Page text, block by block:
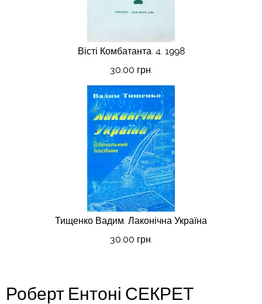
Вісті Комбатанта. 4. 1998
30.00 грн.
Тищенко Вадим. Лаконічна Україна
30.00 грн.
Роберт Ентоні СЕКРЕТ